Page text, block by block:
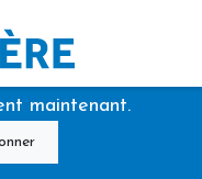
maintenant.